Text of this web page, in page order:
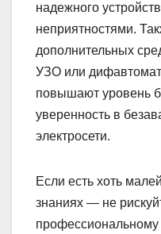
надежного
неприятностями.
дополнительных
УЗО или
повышают уровень
уверенность в
электросети.
Если есть хоть
знаниях — не
профессиональному